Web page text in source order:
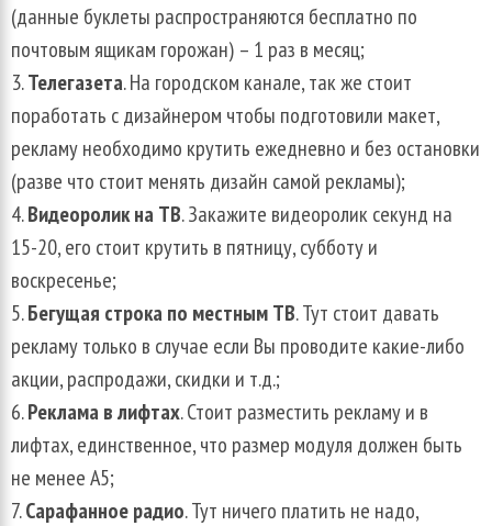
(данные буклеты распространяются бесплатно по
почтовым ящикам горожан) – 1 раз в месяц;
Телегазета. На городском канале, так же стоит
поработать с дизайнером чтобы подготовили макет,
рекламу необходимо крутить ежедневно и без остановки
(разве что стоит менять дизайн самой рекламы);
Видеоролик на ТВ. Закажите видеоролик секунд на
15-20, его стоит крутить в пятницу, субботу и
воскресенье;
Бегущая строка по местным ТВ. Тут стоит давать
рекламу только в случае если Вы проводите какие-либо
акции, распродажи, скидки и т.д.;
Реклама в лифтах. Стоит разместить рекламу и в
лифтах, единственное, что размер модуля должен быть
не менее А5;
Сарафанное радио. Тут ничего платить не надо,